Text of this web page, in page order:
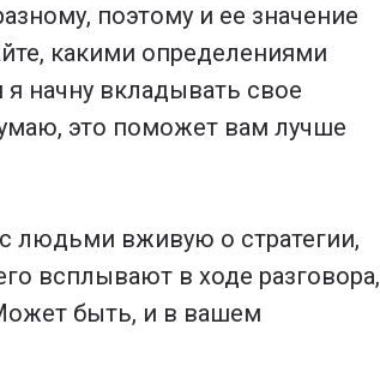
поэтому и ее значение
какими определениями
начну вкладывать свое
это поможет вам лучше
людьми вживую о стратегии,
всплывают в ходе разговора,
быть, и в вашем